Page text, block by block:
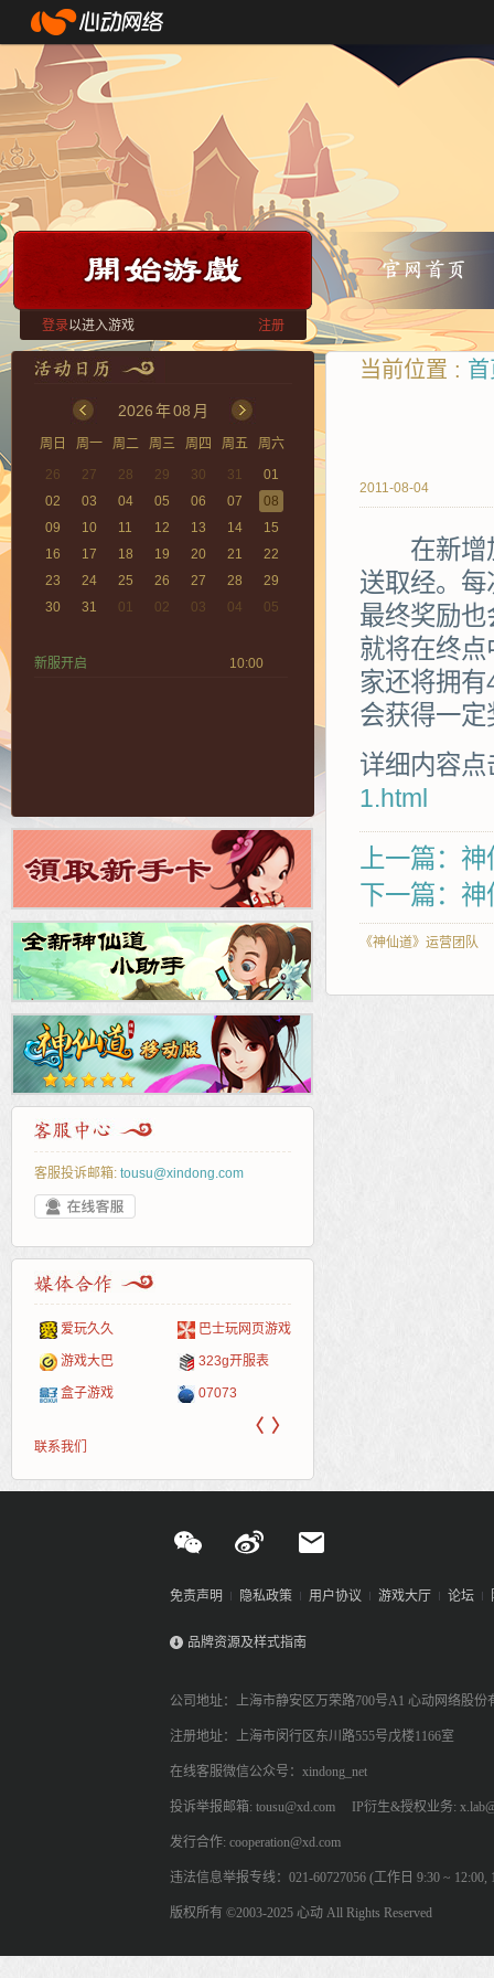
登录以进入游戏 注册
2026年08 月
周日 周一 周二 周三 周四 周五
周六
26
27 28 29 30 31
01
02
03 04 05 06 07
08
09
10 11 12 13 14
15
16
17 18 19 20 21
22
23
24 25 26 27 28
29
30
31 01 02 03 04 05
新服开启 10:00
客服投诉邮箱: tousu@xindong.com
爱玩久久 巴士玩网页游戏
游戏大巴 323g开服表
盒子游戏 07073
〈 〉
联系我们
当前位置 :
2011-08-04
在新增加
送取经。
最终奖励
就将在终
家还将拥
会获得一定
详细内容点
1.html
上一篇：
下一篇：
《神仙道》运营团队
免责声明 隐私政策 用户协议 游戏大厅 论坛
品牌资源及样式指南
公司地址：上海市静安区万荣路700号A1 心动网络股份
注册地址：上海市闵行区东川路555号戊楼1166室
在线客服微信公众号：xindong_net
投诉举报邮箱: tousu@xd.com IP衍生&授权业务:
发行合作: cooperation@xd.com
违法信息举报专线：021-60727056 (工作日 9:30 ~ 12:00,
版权所有 ©2003-2025 心动 All Rights Reserved